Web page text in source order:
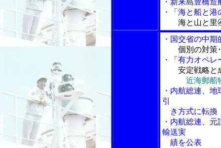
・新来島豊橋
・「海と船と
海と山と
・国交省の中
個別の対策
・「有力オペ
安定戦略と
近海郵
・内航総連、
引
き方式に転換
・内航総連、
輸送実
績を公表